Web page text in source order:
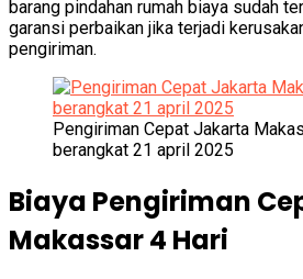
barang pindahan rumah biaya sudah
garansi perbaikan jika terjadi
pengiriman.
Pengiriman Cepat Jakarta
berangkat 21 april 2025
Biaya Pengiriman
Makassar 4 Hari